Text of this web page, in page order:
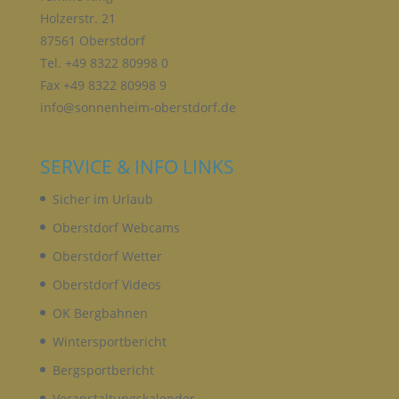
Holzerstr. 21
87561 Oberstdorf
Tel. +49 8322 80998 0
Fax +49 8322 80998 9
info@sonnenheim-oberstdorf.de
SERVICE & INFO LINKS
Sicher im Urlaub
Oberstdorf Webcams
Oberstdorf Wetter
Oberstdorf Videos
OK Bergbahnen
Wintersportbericht
Bergsportbericht
Verbreitung oder eine andere Form der
die Einschränkung, das Löschen oder die
Vernichtung.
Einschränkung der Verarbeitung ist die Markierung
Ziel, ihre künftige Verarbeitung einzuschränken.
E) PROFILING
Profiling ist jede Art der automatisierten
Verarbeitung personenbezogener Daten, die darin
besteht, dass diese personenbezogenen Daten
Aspekte, die sich auf eine natürliche Person